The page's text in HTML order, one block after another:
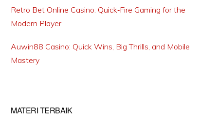
Retro Bet Online Casino: Quick‑Fire Gaming for the
Modern Player
Auwin88 Casino: Quick Wins, Big Thrills, and Mobile
Mastery
MATERI TERBAIK